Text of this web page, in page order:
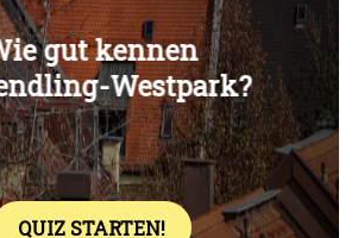
Überspringen